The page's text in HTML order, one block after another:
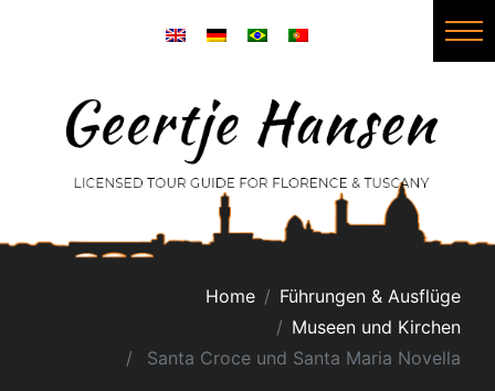
Home
Führungen & Ausflüge
Museen und Kirchen
Santa Croce und Santa Maria Novella